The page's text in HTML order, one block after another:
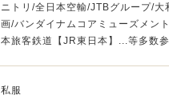
ニトリ/全日本空輸/JTBグループ/
画/バンダイナムコアミューズメン
本旅客鉄道【JR東日本】...等多数参
私服